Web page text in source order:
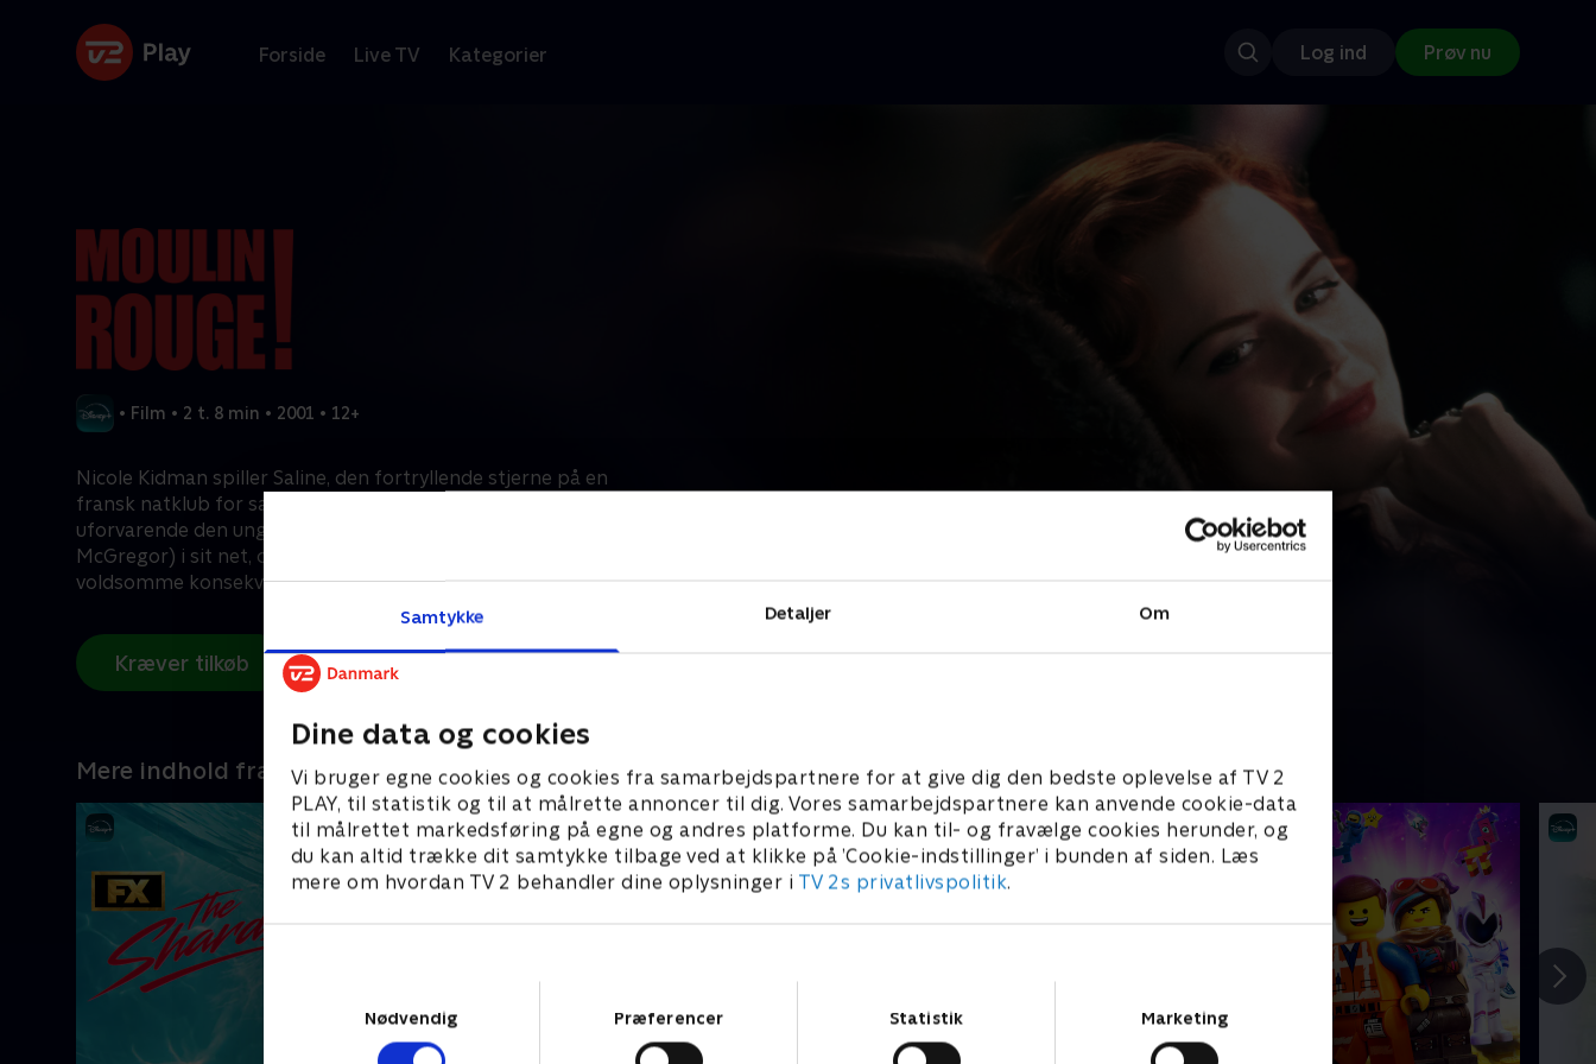
Samtykke Detaljer Om
Dine data og cookies
Vi bruger egne cookies og cookies fra samarbejdspartnere for at give dig den bedste oplevelse af TV 2
PLAY, til statistik og til at målrette annoncer til dig. Vores samarbejdspartnere kan anvende cookie-data
til målrettet markedsføring på egne og andres platforme. Du kan til- og fravælge cookies herunder, og
du kan altid trække dit samtykke tilbage ved at klikke på ’Cookie-indstillinger’ i bunden af siden. Læs
mere om hvordan TV 2 behandler dine oplysninger i TV 2s privatlivspolitik.
Nødvendig
Præferencer Statistik Marketing
Forside Live TV Kategorier Log ind Prøv nu
• Film • 2 t. 8 min • 2001 • 12+
Nicole Kidman spiller Saline, den fortryllende stjerne på en
fransk natklub for samfundets dekadente elite. Hun får
uforvarende den unge lovende forfatter Christian (Ewan
McGregor) i sit net, og deres affære udløser en skandale med
voldsomme konsekvenser.
Kræver tilkøb
Mere indhold fra Disney+